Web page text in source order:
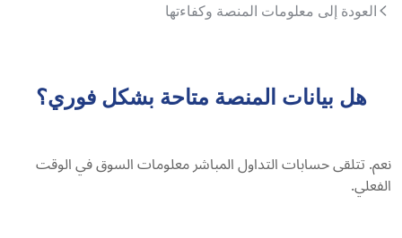
العودة إلى معلومات المنصة وكفاءتها
هل بيانات المنصة متاحة بشكل فوري؟
نعم. تتلقى حسابات التداول المباشر معلومات السوق في الوقت
الفعلي.